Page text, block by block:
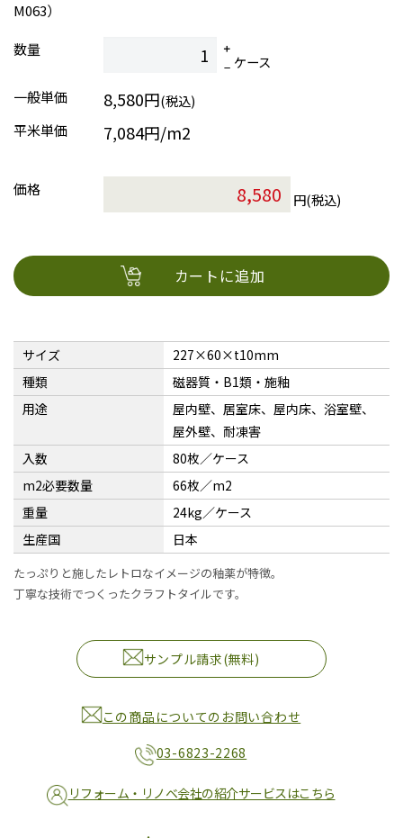
M063）
数量
ケース
一般単価
8,580円(税込)
平米単価
7,084円/m2
価格
円(税込)
カートに追加
サイズ
227×60×t10mm
種類
磁器質・B1類・施釉
用途
屋内壁、居室床、屋内床、浴室壁、
屋外壁、耐凍害
入数
80枚／ケース
m2必要数量
66枚／m2
重量
24kg／ケース
生産国
日本
たっぷりと施したレトロなイメージの釉薬が特徴。
丁寧な技術でつくったクラフトタイルです。
サンプル請求(無料)
この商品についてのお問い合わせ
03-6823-2268
リフォーム・リノベ会社の紹介サービスはこちら